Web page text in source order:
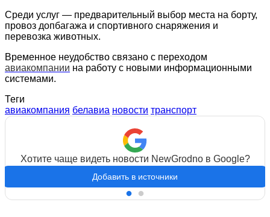
Среди услуг — предварительный выбор места на борту,
провоз допбагажа и спортивного снаряжения и
перевозка животных.
Временное неудобство связано с переходом
авиакомпании на работу с новыми информационными
системами.
Теги
авиакомпания белавиа новости транспорт
Хотите чаще видеть новости NewGrodno в Google?
Добавить в источники